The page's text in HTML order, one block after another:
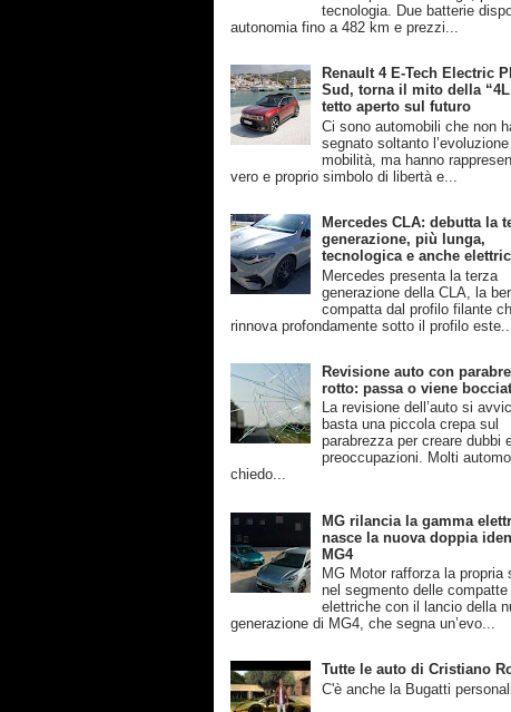
tecnologia. Due batterie
autonomia fino a 482 km e prezzi...
Renault 4 E-Tech Electric
Sud, torna il mito della
tetto aperto sul futuro
Ci sono automobili che non
segnato soltanto
mobilità, ma hanno
vero e proprio simbolo di libertà e...
Mercedes CLA: debutta la
generazione, più lunga,
tecnologica e anche
Mercedes presenta la terza
generazione della CLA, la
compatta dal profilo filante
rinnova profondamente sotto il profilo este...
Revisione auto con
rotto: passa o viene
La revisione dell’auto si
basta una piccola crepa sul
parabrezza per creare dubbi
preoccupazioni. Molti
chiedo...
MG rilancia la gamma
nasce la nuova doppia
MG4
MG Motor rafforza la propria
nel segmento delle compatte
elettriche con il lancio della
generazione di MG4, che segna un’evo...
Tutte le auto di Cristiano
C'è anche la Bugatti